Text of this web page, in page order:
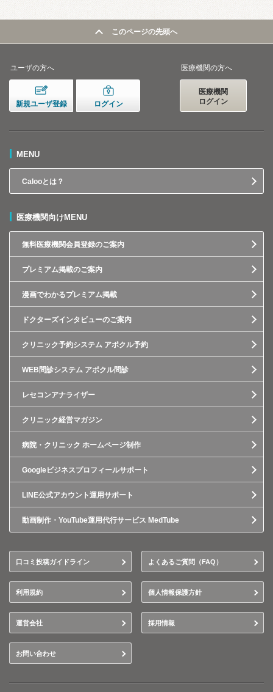
このページの先頭へ
ユーザの方へ
新規ユーザ登録 ログイン
医療機関の方へ
医療機関
ログイン
MENU
Calooとは？
医療機関向けMENU
無料医療機関会員登録のご案内
プレミアム掲載のご案内
漫画でわかるプレミアム掲載
ドクターズインタビューのご案内
クリニック予約システム アポクル予約
WEB問診システム アポクル問診
レセコンアナライザー
クリニック経営マガジン
病院・クリニック ホームページ制作
Googleビジネスプロフィールサポート
LINE公式アカウント運用サポート
動画制作・YouTube運用代行サービス MedTube
口コミ投稿ガイドライン よくあるご質問（FAQ）
利用規約 個人情報保護方針
運営会社 採用情報
お問い合わせ